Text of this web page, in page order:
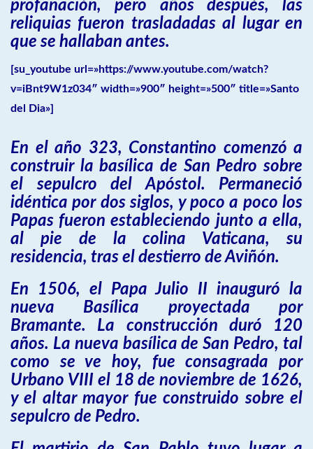
profanación, pero años después, las
reliquias fueron trasladadas al lugar en
que se hallaban antes.
[su_youtube url=»https://www.youtube.com/watch?
v=iBnt9W1z034″ width=»900″ height=»500″ title=»Santo
del Dia»]
En el año 323, Constantino comenzó a
construir la basílica de San Pedro sobre
el sepulcro del Apóstol. Permaneció
idéntica por dos siglos, y poco a poco los
Papas fueron estableciendo junto a ella,
al pie de la colina Vaticana, su
residencia, tras el destierro de Aviñón.
En 1506, el Papa Julio II inauguró la
nueva Basílica proyectada por
Bramante. La construcción duró 120
años. La nueva basílica de San Pedro, tal
como se ve hoy, fue consagrada por
Urbano VIII el 18 de noviembre de 1626,
y el altar mayor fue construido sobre el
sepulcro de Pedro.